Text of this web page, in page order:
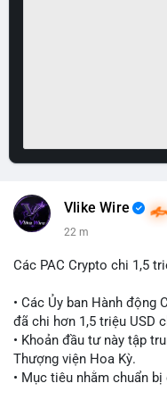
Vlike Wire
22 m
Các PAC Crypto chi 1,5
• Các Ủy ban Hành động
đã chi hơn 1,5 triệu USD
• Khoản đầu tư này tập
Thượng viện Hoa Kỳ.
• Mục tiêu nhằm chuẩn